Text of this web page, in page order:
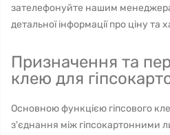
зателефонуйте нашим
детальної інформації про ціну та
Призначення та
клею для
Основною функцією гіпсового
з'єднання між гіпсокартонними